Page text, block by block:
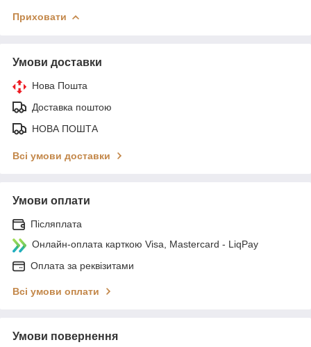
Приховати
Умови доставки
Нова Пошта
Доставка поштою
НОВА ПОШТА
Всі умови доставки
Умови оплати
Післяплата
Онлайн-оплата карткою Visa, Mastercard - LiqPay
Оплата за реквізитами
Всі умови оплати
Умови повернення